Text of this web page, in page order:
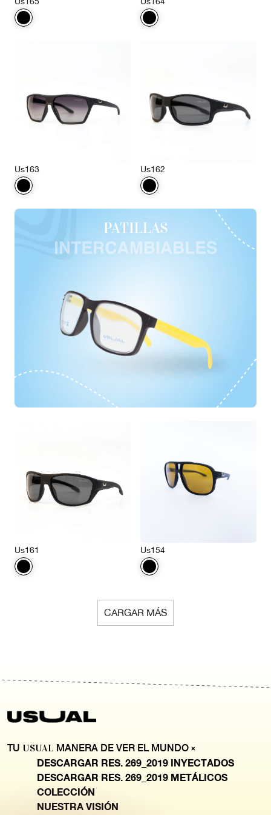
Us163 Us162
Us161 Us154
CARGAR MÁS
TU USUAL MANERA DE VER EL MUNDO
DESCARGAR RES. 269_2019 INYECTADOS
DESCARGAR RES. 269_2019 METÁLICOS
COLECCIÓN
NUESTRA VISIÓN